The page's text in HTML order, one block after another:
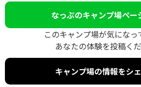
なっぷのキャンプ場ペー
このキャンプ場が気になっ
あなたの体験を投稿く
キャンプ場の情報をシ